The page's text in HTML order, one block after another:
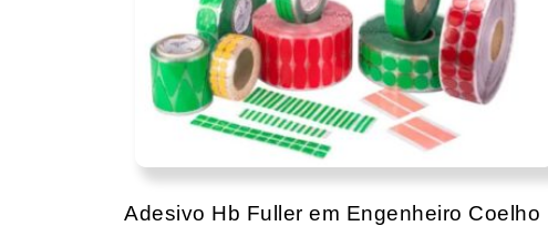
Adesivo Hb Fuller em Engenheiro Coelho